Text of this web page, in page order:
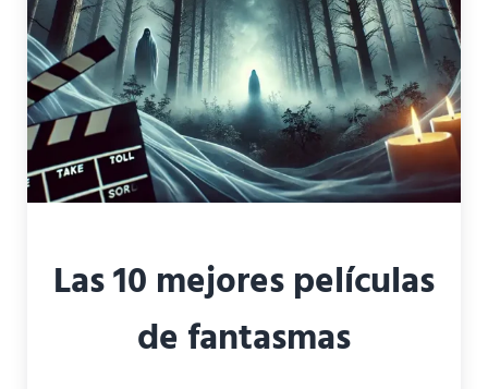
Las 10 mejores películas
de fantasmas